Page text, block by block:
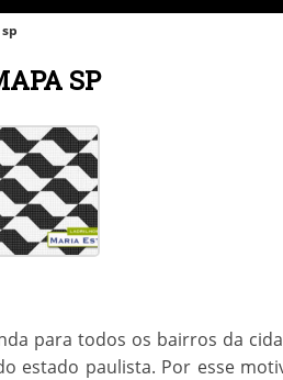
SP
para todos os bairros da
estado paulista. Por esse